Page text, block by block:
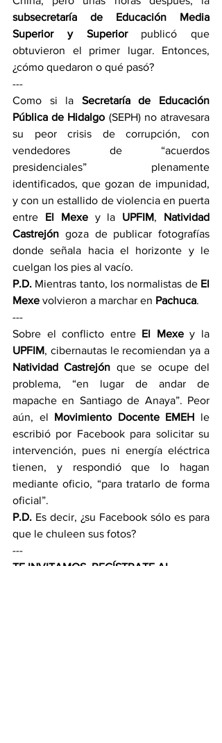
subsecretaría de Educación Media
Superior y Superior publicó que
obtuvieron el primer lugar. Entonces,
¿cómo quedaron o qué pasó?
---
Como si la Secretaría de Educación
Pública de Hidalgo (SEPH) no atravesara
su peor crisis de corrupción, con
vendedores de “acuerdos
presidenciales” plenamente
identificados, que gozan de impunidad,
y con un estallido de violencia en puerta
entre El Mexe y la UPFIM, Natividad
Castrejón goza de publicar fotografías
donde señala hacia el horizonte y le
cuelgan los pies al vacío.
P.D. Mientras tanto, los normalistas de El
Mexe volvieron a marchar en Pachuca.
---
Sobre el conflicto entre El Mexe
UPFIM
Natividad Castrejón que se ocupe del
problema, “en lugar de andar de
mapache en Santiago de Anaya”. Peor
aún, el Movimiento Docente EMEH le
escribió por Facebook para solicitar su
intervención, pues ni energía eléctrica
tienen, y respondió que lo hagan
mediante oficio, “para tratarlo de forma
oficial”.
P.D. Es decir, ¿su Facebook sólo es para
que le chuleen sus fotos?
---
TE INVITAMOS, REGÍSTRATE AL